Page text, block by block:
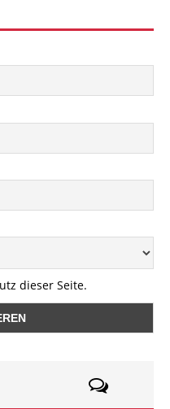
dieser Seite.